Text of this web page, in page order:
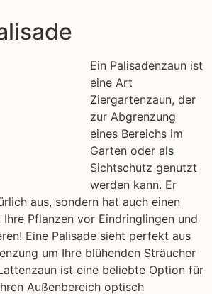
Ein Palisadenzaun ist
eine Art
Ziergartenzaun, der
zur Abgrenzung
eines Bereichs im
Garten oder als
Sichtschutz genutzt
werden kann. Er
aus, sondern hat auch einen
Pflanzen vor Eindringlingen und
Eine Palisade sieht perfekt aus
um Ihre blühenden Sträucher
ist eine beliebte Option für
Außenbereich optisch